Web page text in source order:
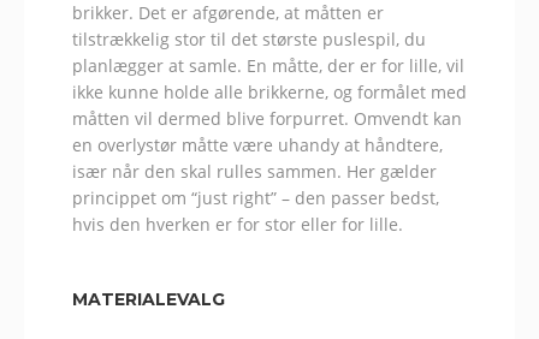
brikker. Det er afgørende, at måtten er
tilstrækkelig stor til det største puslespil, du
planlægger at samle. En måtte, der er for lille, vil
ikke kunne holde alle brikkerne, og formålet med
måtten vil dermed blive forpurret. Omvendt kan
en overlystør måtte være uhandy at håndtere,
især når den skal rulles sammen. Her gælder
princippet om “just right” – den passer bedst,
hvis den hverken er for stor eller for lille.
MATERIALEVALG